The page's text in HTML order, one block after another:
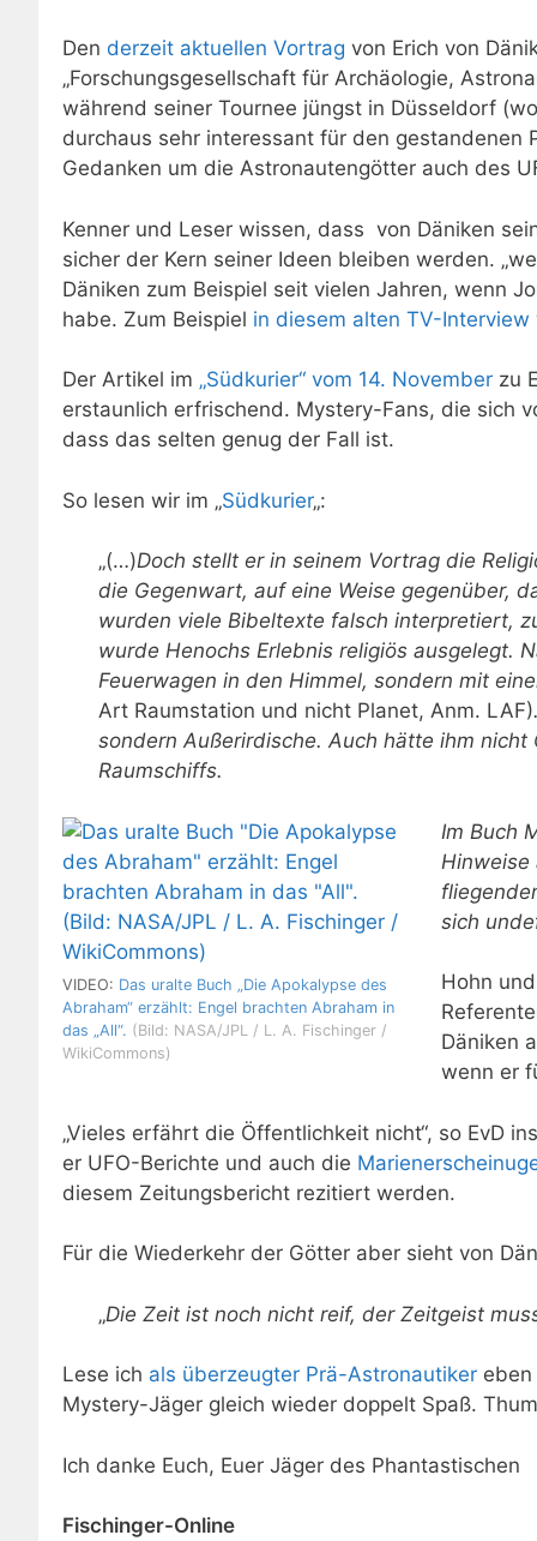
Den derzeit aktuellen Vortrag von Erich von
„Forschungsgesellschaft für Archäologie,
während seiner Tournee jüngst in Düsseldorf
durchaus sehr interessant für den gestandenen
Gedanken um die Astronautengötter auch des
Kenner und Leser wissen, dass von Däniken
sicher der Kern seiner Ideen bleiben werden.
Däniken zum Beispiel seit vielen Jahren, wenn
habe. Zum Beispiel in diesem alten TV-Interview
Der Artikel im „Südkurier“ vom 14. November zu
erstaunlich erfrischend. Mystery-Fans, die sich
dass das selten genug der Fall ist.
So lesen wir im „Südkurier„:
„(…)Doch stellt er in seinem Vortrag die
die Gegenwart, auf eine Weise gegenüber,
wurden viele Bibeltexte falsch interpretiert,
wurde Henochs Erlebnis religiös ausgelegt.
Feuerwagen in den Himmel, sondern mit
Art Raumstation und nicht Planet, Anm. LAF)
sondern Außerirdische. Auch hätte ihm
Raumschiffs.
VIDEO: Das uralte Buch „Die Apokalypse des
Abraham“ erzählt: Engel brachten Abraham in
das „All“. (Bild: NASA/JPL / L. A. Fischinger /
WikiCommons)
Im Buch
Hinweise
sich
Hohn
Däniken
wenn er
„Vieles erfährt die Öffentlichkeit nicht“, so EvD
er UFO-Berichte und auch die
diesem Zeitungsbericht rezitiert werden.
Für die Wiederkehr der Götter aber sieht von
„Die Zeit ist noch nicht reif, der Zeitgeist
Lese ich als überzeugter Prä-Astronautiker eben
Mystery-Jäger gleich wieder doppelt Spaß.
Ich danke Euch, Euer Jäger des Phantastischen
Fischinger-Online